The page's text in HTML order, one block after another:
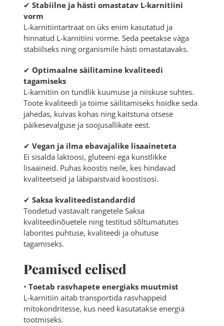
✔ Stabiilne ja hästi omastatav L-karnitiini
vorm
L-karnitiintartraat on üks enim kasutatud ja
hinnatud L-karnitiini vorme. Seda peetakse väga
stabiilseks ning organismile hästi omastatavaks.
✔ Optimaalne säilitamine kvaliteedi
tagamiseks
L-karnitiin on tundlik kuumuse ja niiskuse suhtes.
Toote kvaliteedi ja toime säilitamiseks hoidke seda
jahedas, kuivas kohas ning kaitstuna otsese
päikesevalguse ja soojusallikate eest.
✔ Vegan ja ilma ebavajalike lisaaineteta
Ei sisalda laktoosi, gluteeni ega kunstlikke
lisaaineid. Puhas koostis neile, kes hindavad
kvaliteetseid ja läbipaistvaid koostisosi.
✔ Saksa kvaliteedistandardid
Toodetud vastavalt rangetele Saksa
kvaliteedinõuetele ning testitud sõltumatutes
laborites puhtuse, kvaliteedi ja ohutuse
tagamiseks.
Peamised eelised
• Toetab rasvhapete energiaks muutmist
L-karnitiin aitab transportida rasvhappeid
mitokondritesse, kus need kasutatakse energia
tootmiseks.